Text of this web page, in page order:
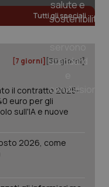
Tutti gli speciali
[7 giorni] [30 giorni]
il contratto 2025-
euro per gli
sull'IA e nuove
2026, come
in grado di
cookie.
YouTube
.youtube.com